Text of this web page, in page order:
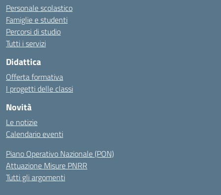
Personale scolastico
Famiglie e studenti
Percorsi di studio
Tutti i servizi
Didattica
Offerta formativa
I progetti delle classi
Novità
Le notizie
Calendario eventi
Piano Operativo Nazionale (PON)
Attuazione Misure PNRR
Tutti gli argomenti